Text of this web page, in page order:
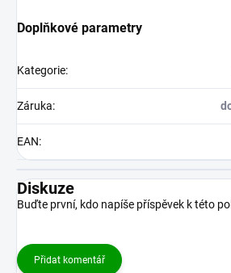
Doplňkové parametry
Kategorie:
Záruka:
EAN:
Diskuze
Buďte první, kdo napíše příspěvek k této
Přidat komentář